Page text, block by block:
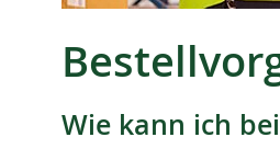
Wie kann ich